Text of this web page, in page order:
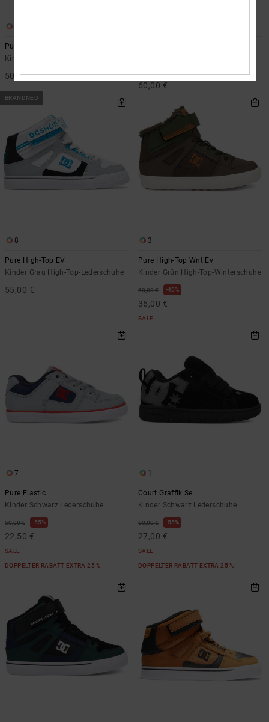
Pure Elastic
Kinder Braun Lederschuhe
50,00 €
60,00 €
BRANDNEU
8
Pure High-Top EV
Kinder Grau High-Top-Lederschuhe
55,00 €
3
Pure High-Top Wnt Ev
Kinder Grün High-Top-Winterschuhe
60,00 € 40%
36,00 €
SALE
7
Pure Elastic
Kinder Schwarz Lederschuhe
50,00 € 55%
22,50 €
SALE
DOPPELTER RABATT EXTRA 25 %
1
Court Graffik Se
Kinder Schwarz Lederschuhe
60,00 € 55%
27,00 €
SALE
DOPPELTER RABATT EXTRA 25 %